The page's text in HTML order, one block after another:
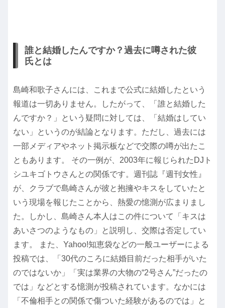
誰と結婚したんですか？過去に噂された彼
氏とは
島崎和歌子さんには、これまで公式に結婚したという
報道は一切ありません。したがって、「誰と結婚した
んですか？」という疑問に対しては、「結婚はしてい
ない」というのが結論となります。ただし、過去には
一部メディアやネット掲示板などで交際の噂が出たこ
ともあります。 その一例が、2003年に報じられたDJト
シユキゴトウさんとの関係です。週刊誌『週刊女性』
が、クラブで島崎さんが彼と抱擁やキスをしていたと
いう現場を報じたことから、熱愛の憶測が広まりまし
た。しかし、島崎さん本人はこの件について「キスは
あいさつのようなもの」と説明し、交際は否定してい
ます。 また、Yahoo!知恵袋などの一般ユーザーによる
投稿では、「30代のころに結婚目前だった相手がいた
のではないか」「実は業界の大物の“2号さん”だったの
では」などとする憶測が投稿されています。なかには
「不倫相手との関係で傷ついた経験があるのでは」と